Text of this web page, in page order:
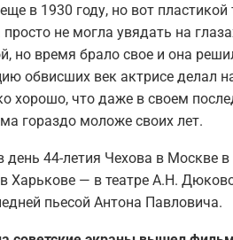
в 1930 году, но вот
не могла увядать на
но время брало свое и она
обвисших век актрисе делал
хорошо, что даже в своем
гораздо моложе своих лет.
день 44-летия Чехова в Москве
Харькове — в театре А.Н.
пьесой Антона Павловича.